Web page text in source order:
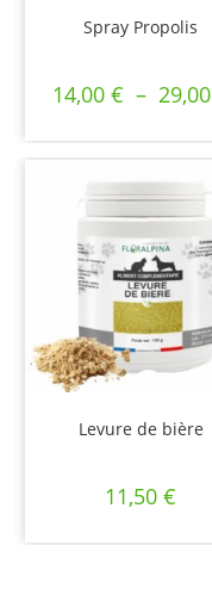
Spray Propolis
14,00 € – 29,00
Levure de bière
11,50€